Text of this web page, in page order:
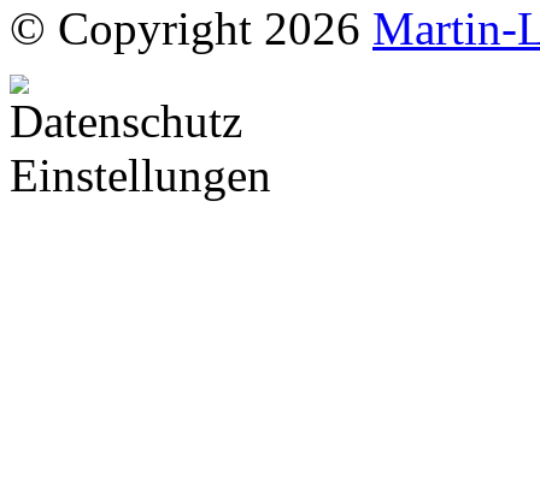
© Copyright 2026 Martin-